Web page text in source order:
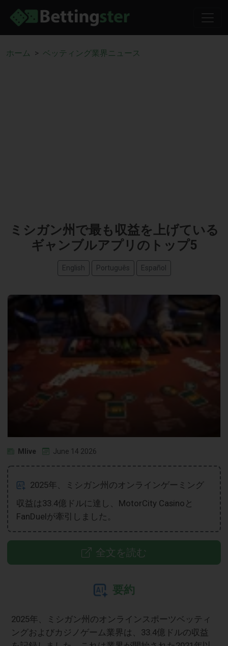
ホーム ベッティング業界ニュース
ミシガン州で最も収益を上げている
ギャンブルアプリのトップ5
English Português Español
Mlive June 14 2026
2025年、ミシガン州のオンラインゲーミング
収益は33.4億ドルに達し、MotorCity Casinoと
FanDuelが牽引しました。
全文を読む
要約
2025年、ミシガン州のオンラインスポーツベッティ
ングおよびカジノゲーム業界は、33.4億ドルの収益